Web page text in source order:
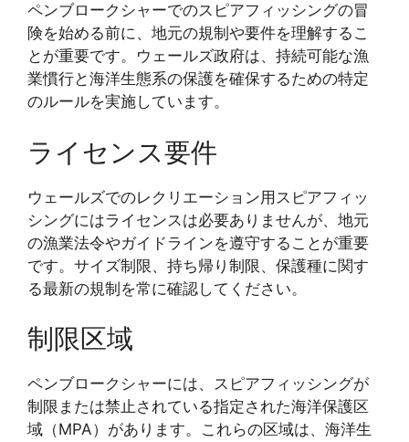
ペンブロークシャーでのスピアフィッシングの冒
険を始める前に、地元の規制や要件を理解するこ
とが重要です。ウェールズ政府は、持続可能な漁
業慣行と海洋生態系の保護を確保するための特定
のルールを実施しています。
ライセンス要件
ウェールズでのレクリエーション用スピアフィッ
シングにはライセンスは必要ありませんが、地元
の漁業法令やガイドラインを遵守することが重要
です。サイズ制限、持ち帰り制限、保護種に関す
る最新の規制を常に確認してください。
制限区域
ペンブロークシャーには、スピアフィッシングが
制限または禁止されている指定された海洋保護区
域（MPA）があります。これらの区域は、海洋生